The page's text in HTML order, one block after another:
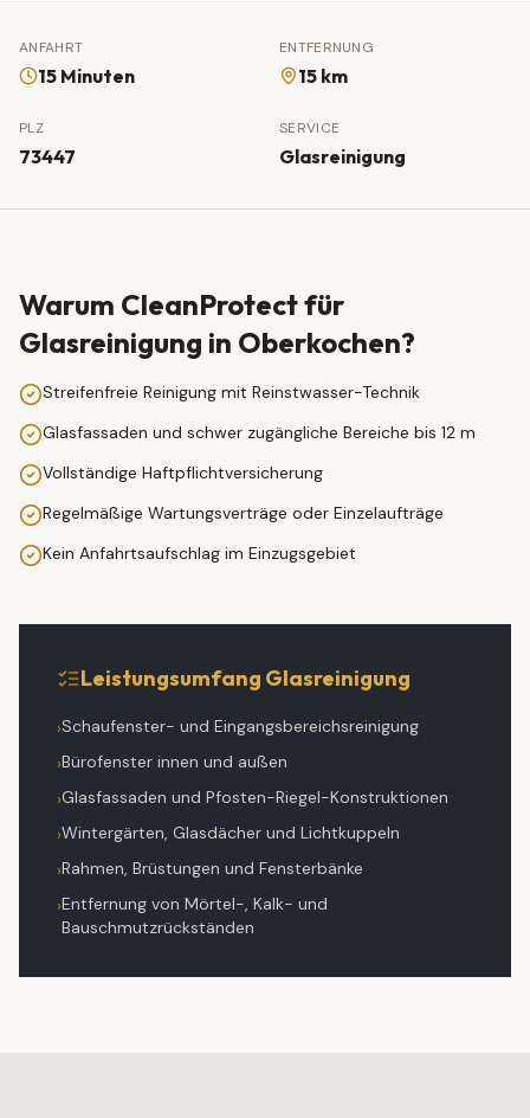
ANFAHRT
15 Minuten
ENTFERNUNG
15 km
PLZ
73447
SERVICE
Glasreinigung
Warum CleanProtect für
Glasreinigung in Oberkochen?
Streifenfreie Reinigung mit Reinstwasser-Technik
Glasfassaden und schwer zugängliche Bereiche bis 12 m
Vollständige Haftpflichtversicherung
Regelmäßige Wartungsverträge oder Einzelaufträge
Kein Anfahrtsaufschlag im Einzugsgebiet
Leistungsumfang Glasreinigung
›Schaufenster- und Eingangsbereichsreinigung
›Bürofenster innen und außen
›Glasfassaden und Pfosten-Riegel-Konstruktionen
›Wintergärten, Glasdächer und Lichtkuppeln
›Rahmen, Brüstungen und Fensterbänke
›Entfernung von Mörtel-, Kalk- und
Bauschmutzrückständen